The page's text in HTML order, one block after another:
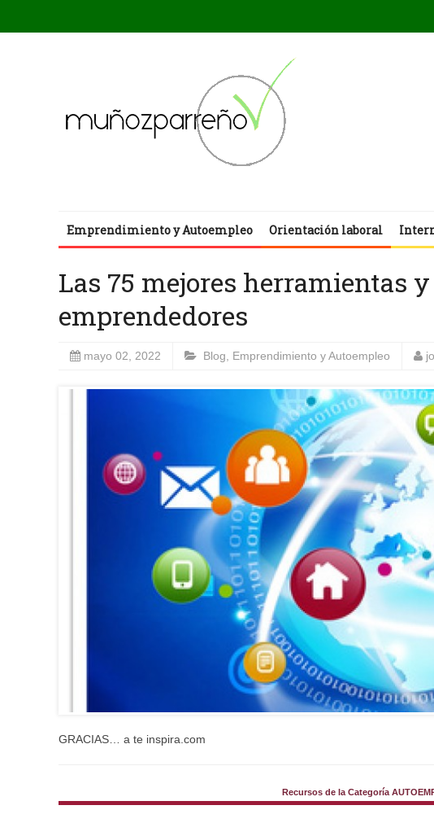
Emprendimiento y Autoempleo Orientación laboral
Las 75 mejores herramientas
emprendedores
mayo 02, 2022 Blog Emprendimiento y Autoempleo
GRACIAS… a te inspira.com
Recursos de la Categoría